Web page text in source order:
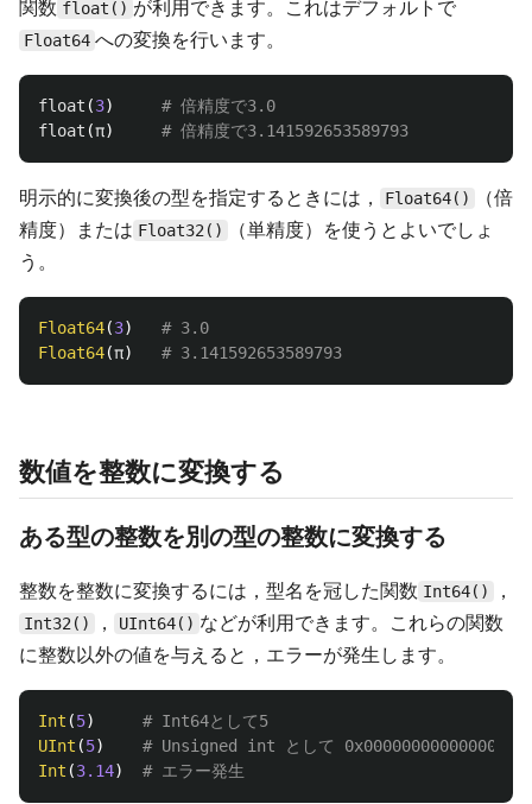
関数 float() が利用できます。これはデフォルトで
Float64 への変換を行います。
float (3)
# 倍精度で3.0
float (π) # 倍精度で3.141592653589793
明示的に変換後の型を指定するときには， Float64()
（倍
精度）または Float32()
（単精度）を使うとよいでしょ
う。
Float64(3)
# 3.0
Float64(π) # 3.141592653589793
数値を整数に変換する
ある型の整数を別の型の整数に変換する
整数を整数に変換するには，型名を冠した関数 Int64() ，
Int32() ， UInt64() などが利用できます。これらの関数
に整数以外の値を与えると，エラーが発生します。
Int (5)
# Int64として5
UInt (5)
# Unsigned int として 0x0000000000000005
Int (3.14) # エラー発生